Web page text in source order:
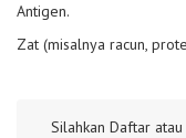
Antigen.
Zat (misalnya racun,
Silahkan Daftar